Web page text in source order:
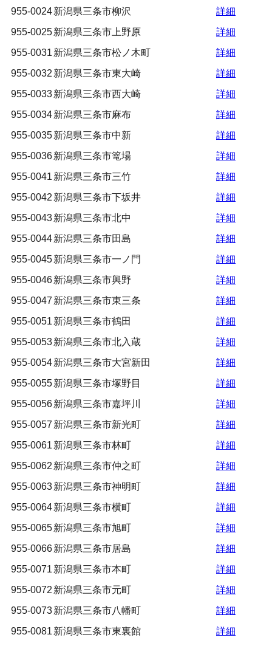
955-0024新潟県三条市柳沢
詳細
955-0025新潟県三条市上野原
詳細
955-0031 新潟県三条市松ノ木町
詳細
955-0032 新潟県三条市東大崎
詳細
955-0033新潟県三条市西大崎
詳細
955-0034新潟県三条市麻布
詳細
955-0035新潟県三条市中新
詳細
955-0036新潟県三条市篭場
詳細
955-0041 新潟県三条市三竹
詳細
955-0042 新潟県三条市下坂井
詳細
955-0043新潟県三条市北中
詳細
955-0044新潟県三条市田島
詳細
955-0045新潟県三条市一ノ門
詳細
955-0046新潟県三条市興野
詳細
955-0047 新潟県三条市東三条
詳細
955-0051 新潟県三条市鶴田
詳細
955-0053新潟県三条市北入蔵
詳細
955-0054新潟県三条市大宮新田
詳細
955-0055新潟県三条市塚野目
詳細
955-0056新潟県三条市嘉坪川
詳細
955-0057 新潟県三条市新光町
詳細
955-0061 新潟県三条市林町
詳細
955-0062 新潟県三条市仲之町
詳細
955-0063新潟県三条市神明町
詳細
955-0064新潟県三条市横町
詳細
955-0065新潟県三条市旭町
詳細
955-0066新潟県三条市居島
詳細
955-0071 新潟県三条市本町
詳細
955-0072 新潟県三条市元町
詳細
955-0073新潟県三条市八幡町
詳細
955-0081 新潟県三条市東裏館
詳細